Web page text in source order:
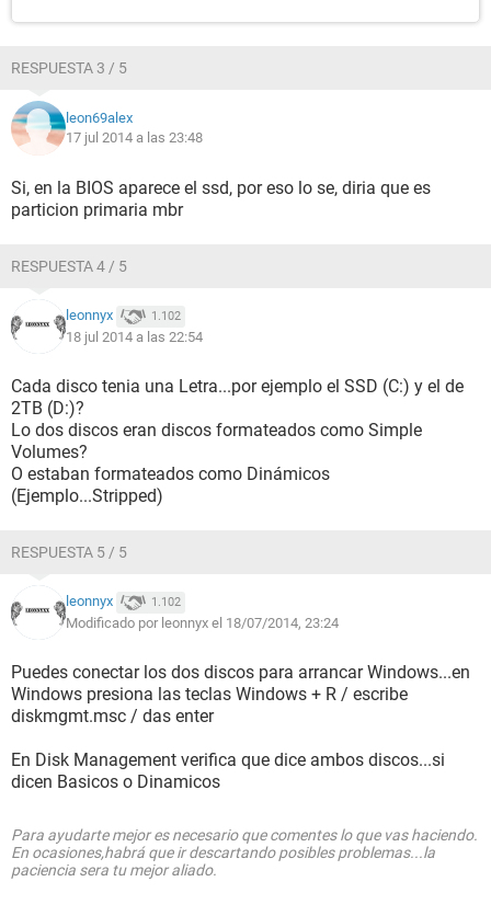
RESPUESTA 3 / 5
leon69alex
17 jul 2014 a las 23:48
Si, en la BIOS aparece el ssd, por eso lo se, diria que es
particion primaria mbr
RESPUESTA 4 / 5
leonnyx 1.102
18 jul 2014 a las 22:54
Cada disco tenia una Letra...por ejemplo el SSD (C:) y el de
2TB (D:)?
Lo dos discos eran discos formateados como Simple
Volumes?
O estaban formateados como Dinámicos
(Ejemplo...Stripped)
RESPUESTA 5 / 5
leonnyx 1.102
Modificado por leonnyx el 18/07/2014, 23:24
Puedes conectar los dos discos para arrancar Windows...en
Windows presiona las teclas Windows + R / escribe
diskmgmt.msc / das enter
En Disk Management verifica que dice ambos discos...si
dicen Basicos o Dinamicos
Para ayudarte mejor es necesario que comentes lo que vas haciendo.
En ocasiones,habrá que ir descartando posibles problemas...la
paciencia sera tu mejor aliado.